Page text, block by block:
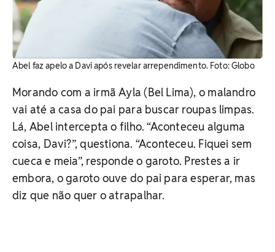
Abel faz apelo a Davi após revelar arrependimento. ​Foto: Globo
Morando com a irmã Ayla (Bel Lima), o malandro
vai até a casa do pai para buscar roupas limpas.
Lá, Abel intercepta o filho. “Aconteceu alguma
coisa, Davi?”, questiona. “Aconteceu. Fiquei sem
cueca e meia”, responde o garoto. Prestes a ir
embora, o garoto ouve do pai para esperar, mas
diz que não quer o atrapalhar.